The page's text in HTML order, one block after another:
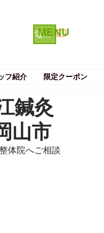
電話で予約する クーポン
MENU
フ紹介 限定クーポン
鍼灸
山市
体院へご相談